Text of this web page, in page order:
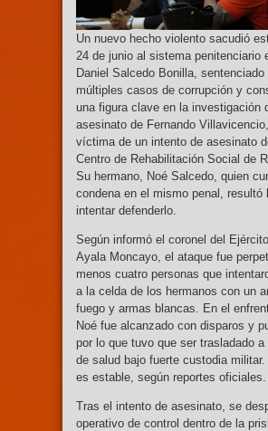
Un nuevo hecho violento sacudió
24 de junio al sistema penitenciario
Daniel Salcedo Bonilla, sentenciado
múltiples casos de corrupción y
una figura clave en la investigación
asesinato de Fernando
víctima de un intento de asesinato
Centro de Rehabilitación Social de
Su hermano, Noé Salcedo, quien
condena en el mismo penal, resultó
intentar defenderlo.
Según informó el coronel del
Ayala Moncayo, el ataque fue
menos cuatro personas que
a la celda de los hermanos con un
fuego y armas blancas. En el
Noé fue alcanzado con disparos y
por lo que tuvo que ser trasladado
de salud bajo fuerte custodia
es estable, según reportes oficiales.
Tras el intento de asesinato, se
operativo de control dentro de la